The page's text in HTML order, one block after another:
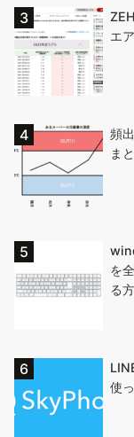
エ
頻
ま
を
る
使